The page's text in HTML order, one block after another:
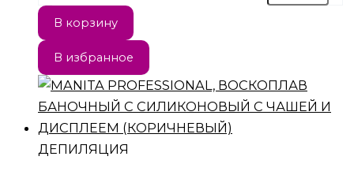
В корзину
В избранное
ДЕПИЛЯЦИЯ